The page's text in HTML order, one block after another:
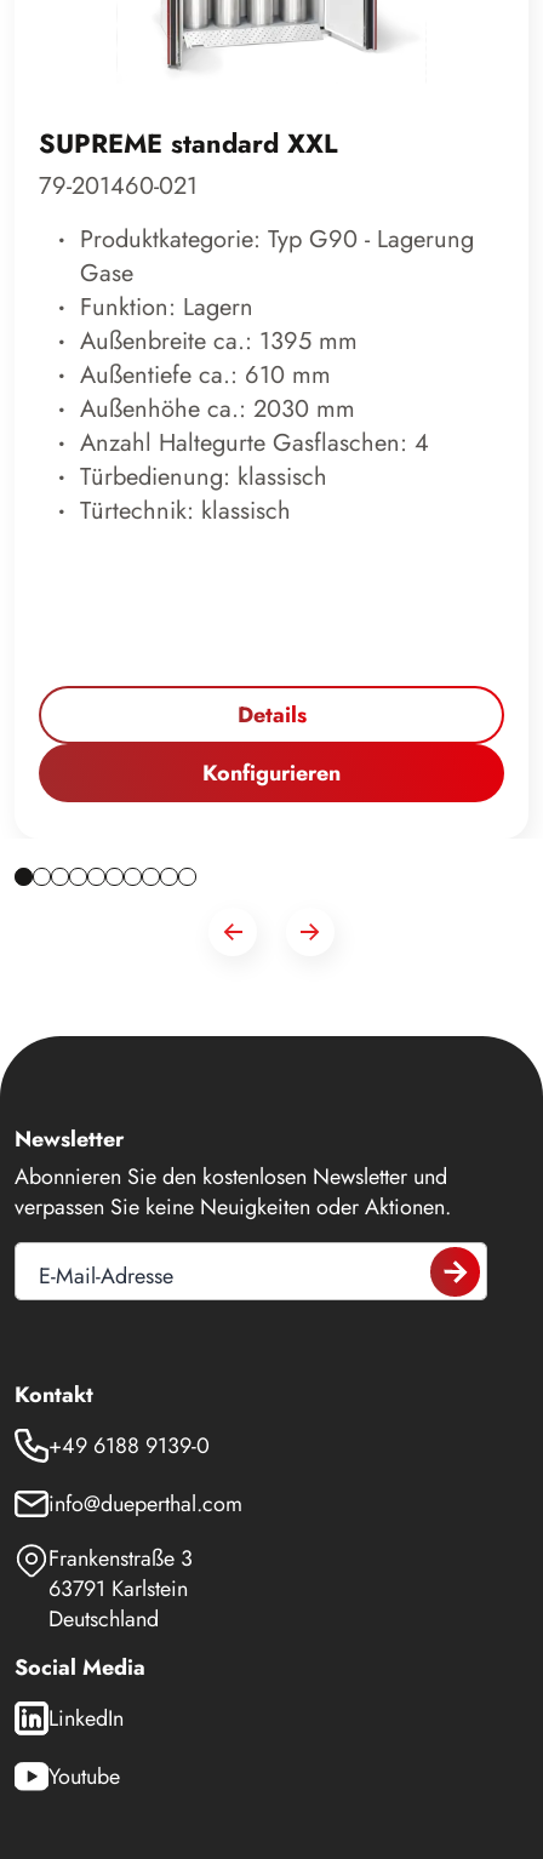
SUPREME standard XXL
79-201460-021
Produktkategorie: Typ G90 - Lagerung
Gase
Funktion: Lagern
Außenbreite ca.: 1395 mm
Außentiefe ca.: 610 mm
Außenhöhe ca.: 2030 mm
Anzahl Haltegurte Gasflaschen: 4
Türbedienung: klassisch
Türtechnik: klassisch
Details
Konfigurieren
Newsletter
Abonnieren Sie den kostenlosen Newsletter und
verpassen Sie keine Neuigkeiten oder Aktionen.
E-Mail-Adresse
Kontakt
+49 6188 9139-0
info@dueperthal.com
Frankenstraße 3
63791 Karlstein
Deutschland
Social Media
LinkedIn
Youtube